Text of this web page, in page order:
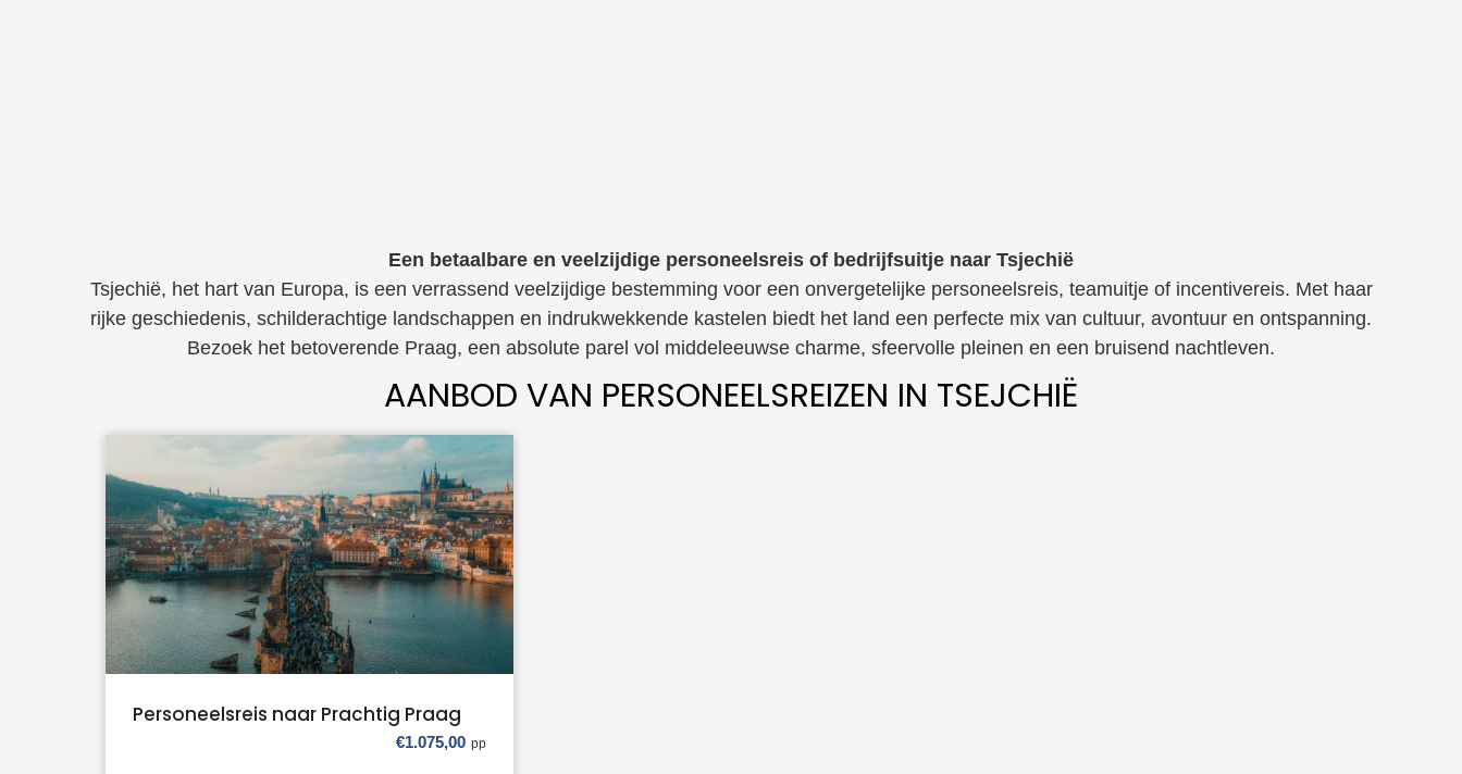
Een betaalbare en veelzijdige personeelsreis of bedrijfsuitje naar Tsjechië
Tsjechië, het hart van Europa, is een verrassend veelzijdige bestemming voor een onvergetelijke personeelsreis, teamuitje of incentivereis. Met haar
rijke geschiedenis, schilderachtige landschappen en indrukwekkende kastelen biedt het land een perfecte mix van cultuur, avontuur en ontspanning.
Bezoek het betoverende Praag, een absolute parel vol middeleeuwse charme, sfeervolle pleinen en een bruisend nachtleven.
AANBOD VAN PERSONEELSREIZEN IN TSEJCHIË
Personeelsreis naar Prachtig Praag
€1.075,00